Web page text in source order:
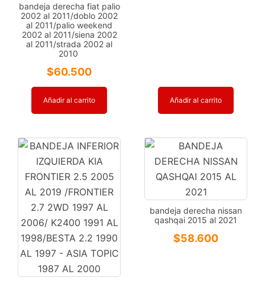
bandeja derecha fiat palio
2002 al 2011/doblo 2002
al 2011/palio weekend
2002 al 2011/siena 2002
al 2011/strada 2002 al
2010
$60.500
Añadir al carrito Añadir al carrito
bandeja derecha nissan
qashqai 2015 al 2021
$58.600